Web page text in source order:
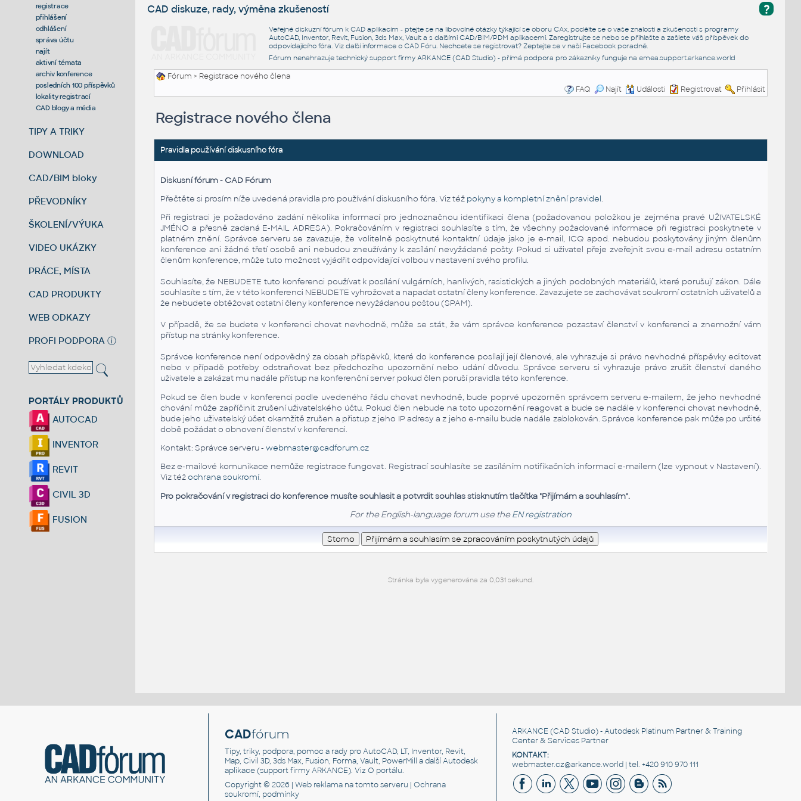
registrace
přihlášení
odhlášení
správa účtu
najít
aktivní témata
archiv konference
posledních 100 příspěvků
lokality registrací
CAD blogy a média
TIPY A TRIKY
DOWNLOAD
CAD/BIM bloky
PŘEVODNÍKY
ŠKOLENÍ/VÝUKA
VIDEO UKÁZKY
PRÁCE, MÍSTA
CAD PRODUKTY
WEB ODKAZY
PROFI PODPORA ⓘ
PORTÁLY PRODUKTŮ
AUTOCAD
INVENTOR
REVIT
CIVIL 3D
FUSION
?
CAD diskuze, rady, výměna zkušeností
Veřejné diskuzní fórum k CAD aplikacím - ptejte se na libovolné otázky týkající se oboru CAx, podělte se o vaše znalosti a zkušenosti s programy
AutoCAD, Inventor, Revit, Fusion, 3ds Max, Vault a s dalšími CAD/BIM/PDM aplikacemi. Zaregistrujte se nebo se přihlašte a zašlete váš příspěvek do
odpovídajícího fóra. Viz další informace o CAD Fóru. Nechcete se registrovat? Zeptejte se v naší Facebook poradně.
Fórum nenahrazuje technický support firmy ARKANCE (CAD Studio) - přímá podpora pro zákazníky funguje na emea.support.arkance.world
Fórum > Registrace nového člena
FAQ
Najít Události Registrovat Přihlásit
Registrace nového člena
Pravidla používání diskusního fóra
Diskusní fórum - CAD Fórum
Přečtěte si prosím níže uvedená pravidla pro používání diskusního fóra. Viz též pokyny a kompletní znění pravidel.
Při registraci je požadováno zadání několika informací pro jednoznačnou identifikaci člena (požadovanou položkou je zejména pravé UŽIVATELSKÉ
JMÉNO a přesně zadaná E-MAIL ADRESA). Pokračováním v registraci souhlasíte s tím, že všechny požadované informace při registraci poskytnete v
platném znění. Správce serveru se zavazuje, že volitelně poskytnuté kontaktní údaje jako je e-mail, ICQ apod. nebudou poskytovány jiným členům
konference ani žádné třetí osobě ani nebudou zneužívány k zasílání nevyžádané pošty. Pokud si uživatel přeje zveřejnit svou e-mail adresu ostatním
členům konference, může tuto možnost vyjádřit odpovídající volbou v nastavení svého profilu.
Souhlasíte, že NEBUDETE tuto konferenci používat k posílání vulgárních, hanlivých, rasistických a jiných podobných materiálů, které porušují zákon. Dále
souhlasíte s tím, že v této konferenci NEBUDETE vyhrožovat a napadat ostatní členy konference. Zavazujete se zachovávat soukromí ostatních uživatelů a
že nebudete obtěžovat ostatní členy konference nevyžádanou poštou (SPAM).
V případě, že se budete v konferenci chovat nevhodně, může se stát, že vám správce konference pozastaví členství v konferenci a znemožní vám
přístup na stránky konference.
Správce konference není odpovědný za obsah příspěvků, které do konference posílají její členové, ale vyhrazuje si právo nevhodné příspěvky editovat
nebo v případě potřeby odstraňovat bez předchozího upozornění nebo udání důvodu. Správce serveru si vyhrazuje právo zrušit členství daného
uživatele a zakázat mu nadále přístup na konferenční server pokud člen poruší pravidla této konference.
Pokud se člen bude v konferenci podle uvedeného řádu chovat nevhodně, bude poprvé upozorněn správcem serveru e-mailem, že jeho nevhodné
chování může zapříčinit zrušení uživatelského účtu. Pokud člen nebude na toto upozornění reagovat a bude se nadále v konferenci chovat nevhodně,
bude jeho uživatelský účet okamžitě zrušen a přistup z jeho IP adresy a z jeho e-mailu bude nadále zablokován. Správce konference pak může po určité
době požádat o obnovení členství v konferenci.
Kontakt: Správce serveru - webmaster@cadforum.cz
Bez e-mailové komunikace nemůže registrace fungovat. Registrací souhlasíte se zasíláním notifikačních informací e-mailem (lze vypnout v Nastavení).
Viz téžochrana soukromí.
Pro pokračování v registraci do konference musíte souhlasit a potvrdit souhlas stisknutím tlačítka "Přijímám a souhlasím".
For the English-language forum use theEN registration
Stránka byla vygenerována za 0,031 sekund.
CADfórum
Tipy, triky, podpora, pomoc a rady pro AutoCAD, LT, Inventor, Revit,
Map, Civil 3D, 3ds Max, Fusion, Forma, Vault, PowerMill a další Autodesk
aplikace (support firmy ARKANCE). VizO portálu.
Copyright © 2026 |Web reklama na tomto serveru |Ochrana
soukromí, podmínky
ARKANCE (CAD Studio) - Autodesk Platinum Partner & Training
Center & Services Partner
KONTAKT:
webmaster.cz@arkance.world | tel. +420 910 970 111